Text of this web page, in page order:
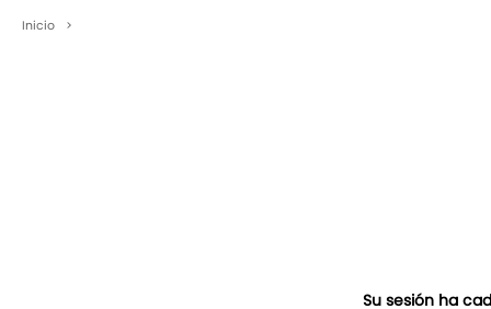
Inicio >
Su sesión ha